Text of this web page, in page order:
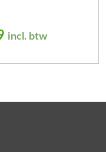
prijs
Huidige prijs is:
incl. btw